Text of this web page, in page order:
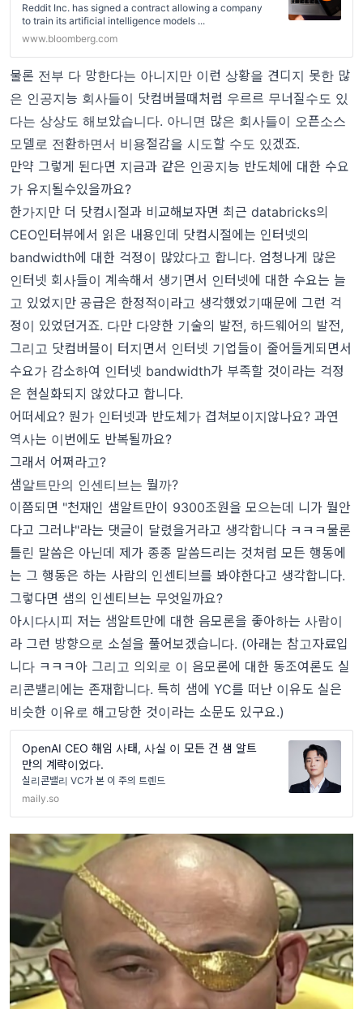
Reddit Inc. has signed a contract allowing a company
to train its artificial intelligence models ...
www.bloomberg.com
물론 전부 다 망한다는 아니지만 이런 상황을 견디지 못한 많
은 인공지능 회사들이 닷컴버블때처럼 우르르 무너질수도 있
다는 상상도 해보았습니다. 아니면 많은 회사들이 오픈소스
모델로 전환하면서 비용절감을 시도할 수도 있겠죠.
만약 그렇게 된다면 지금과 같은 인공지능 반도체에 대한 수요
가 유지될수있을까요?
한가지만 더 닷컴시절과 비교해보자면 최근 databricks의
CEO인터뷰에서 읽은 내용인데 닷컴시절에는 인터넷의
bandwidth에 대한 걱정이 많았다고 합니다. 엄청나게 많은
인터넷 회사들이 계속해서 생기면서 인터넷에 대한 수요는 늘
고 있었지만 공급은 한정적이라고 생각했었기때문에 그런 걱
정이 있었던거죠. 다만 다양한 기술의 발전, 하드웨어의 발전,
그리고 닷컴버블이 터지면서 인터넷 기업들이 줄어들게되면서
수요가 감소하여 인터넷 bandwidth가 부족할 것이라는 걱정
은 현실화되지 않았다고 합니다.
어떠세요? 뭔가 인터넷과 반도체가 겹쳐보이지않나요? 과연
역사는 이번에도 반복될까요?
그래서 어쩌라고?
샘알트만의 인센티브는 뭘까?
이쯤되면 "천재인 샘알트만이 9300조원을 모으는데 니가 뭘안
다고 그러냐"라는 댓글이 달렸을거라고 생각합니다 ㅋㅋㅋ물론
틀린 말씀은 아닌데 제가 종종 말씀드리는 것처럼 모든 행동에
는 그 행동은 하는 사람의 인센티브를 봐야한다고 생각합니다.
그렇다면 샘의 인센티브는 무엇일까요?
아시다시피 저는 샘알트만에 대한 음모론을 좋아하는 사람이
라 그런 방향으로 소설을 풀어보겠습니다. (아래는 참고자료입
니다 ㅋㅋㅋ아 그리고 의외로 이 음모론에 대한 동조여론도 실
리콘밸리에는 존재합니다. 특히 샘에 YC를 떠난 이유도 실은
비슷한 이유로 해고당한 것이라는 소문도 있구요.)
OpenAI CEO 해임 사태, 사실 이 모든 건 샘 알트
만의 계략이었다.
실리콘밸리 VC가 본 이 주의 트렌드
maily.so